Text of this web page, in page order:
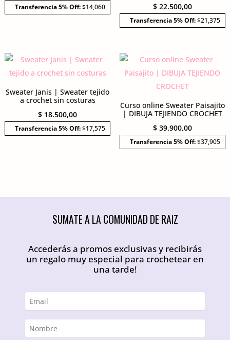
precio
precio
Transferencia 5% Off:$14,060
$22.500,00
Transferencia 5% Off:$21,375
Sweater Janis | Sweater tejido
a crochet sin costuras
$ 18.500,00
Transferencia 5% Off:$17,575
Curso online Sweater Paisajito
| DIBUJA TEJIENDO CROCHET
$39.900,00
Transferencia 5% Off:$37,905
SUMATE A LA COMUNIDAD DE RAIZ
Accederás a promos exclusivas y recibirás
un regalo muy especial para crochetear en
una tarde!